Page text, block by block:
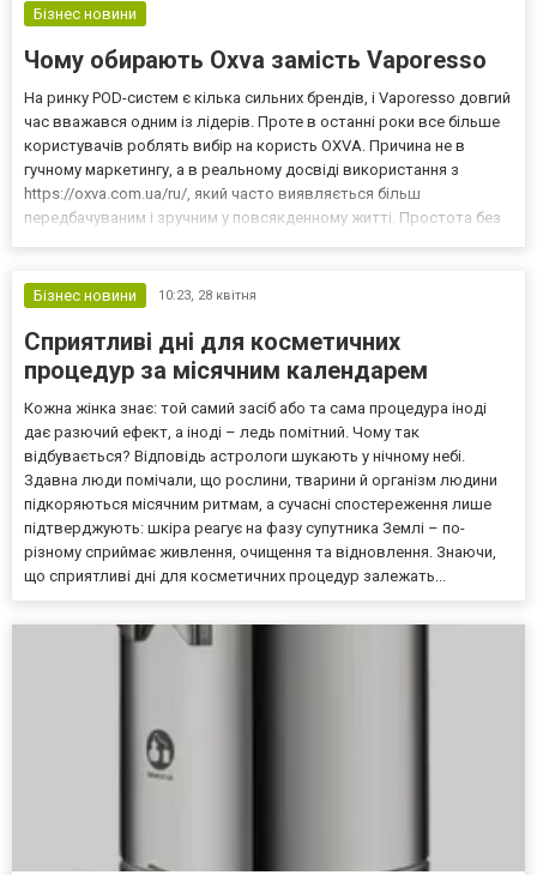
Бізнес новини
Чому обирають Oxva замість Vaporesso
На ринку POD-систем є кілька сильних брендів, і Vaporesso довгий
час вважався одним із лідерів. Проте в останні роки все більше
користувачів роблять вибір на користь OXVA. Причина не в
гучному маркетингу, а в реальному досвіді використання з
https://oxva.com.ua/ru/, який часто виявляється більш
передбачуваним і зручним у повсякденному житті. Простота без
Бізнес новини
10:23, 28 квітня
Сприятливі дні для косметичних
процедур за місячним календарем
Кожна жінка знає: той самий засіб або та сама процедура іноді
дає разючий ефект, а іноді – ледь помітний. Чому так
відбувається? Відповідь астрологи шукають у нічному небі.
Здавна люди помічали, що рослини, тварини й організм людини
підкоряються місячним ритмам, а сучасні спостереження лише
підтверджують: шкіра реагує на фазу супутника Землі – по-
різному сприймає живлення, очищення та відновлення. Знаючи,
що сприятливі дні для косметичних процедур залежать...